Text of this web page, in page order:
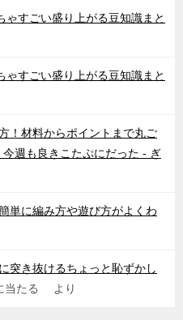
すごい盛り上がる豆知識まと
すごい盛り上がる豆知識まと
！材料からポイントまで丸ご
今週も良きこたぷにだった - ぎ
単に編み方や遊び方がよくわ
突き抜けるちょっと恥ずかし
当たる より